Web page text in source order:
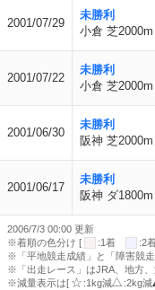
2001/07/29
未勝利
小倉 芝
2001/07/22
未勝利
小倉 芝
2001/06/30
未勝利
阪神 芝
2001/06/17
未勝利
阪神 ダ
2006/7/3 00:00 更新
※着順の色分け [
:1着 :2
※「平地競走成績」と「障害競
※「出走レース」はJRA、地方、
※減量表示は[
:1kg減 :2kg減